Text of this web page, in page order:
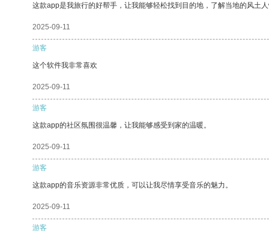
这款app是我旅行的好帮手，让我能够轻松找到目的地，了解当地的风土
2025-09-11
游客
这个软件我非常喜欢
2025-09-11
游客
这款app的社区氛围很温馨，让我能够感受到家的温暖。
2025-09-11
游客
这款app的音乐资源非常优质，可以让我尽情享受音乐的魅力。
2025-09-11
游客